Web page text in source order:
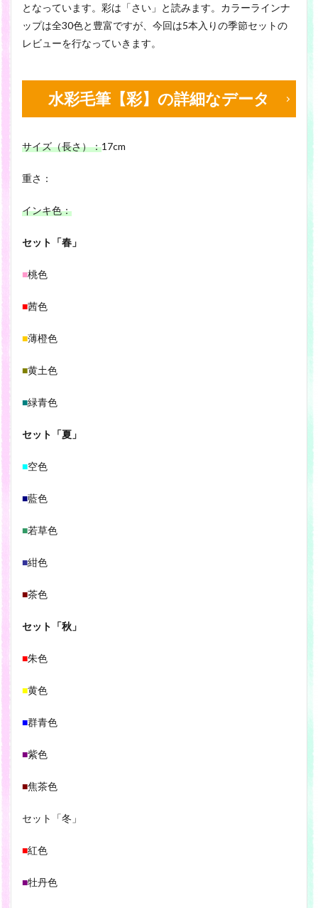
となっています。彩は「さい」と読みます。カラーラインナ
ップは全30色と豊富ですが、今回は5本入りの季節セットの
レビューを行なっていきます。
水彩毛筆【彩】の詳細なデータ
サイズ（長さ）：17cm
重さ：
インキ色：
セット「春」
■桃色
■茜色
■薄橙色
■黄土色
■緑青色
セット「夏」
■空色
■藍色
■若草色
■紺色
■茶色
セット「秋」
■朱色
■黄色
■群青色
■紫色
■焦茶色
セット「冬」
■紅色
■牡丹色